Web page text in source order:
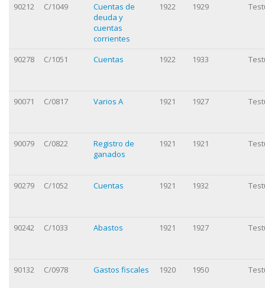
90212 C/1049
Cuentas de
deuda y
cuentas
corrientes
1922 1929
90278 C/1051 Cuentas 1922 1933
90071 C/0817 Varios A 1921 1927
90079 C/0822
Registro de
ganados
1921 1921
90279 C/1052 Cuentas 1921 1932
90242 C/1033 Abastos 1921 1927
90132 C/0978 Gastos fiscales 1920 1950